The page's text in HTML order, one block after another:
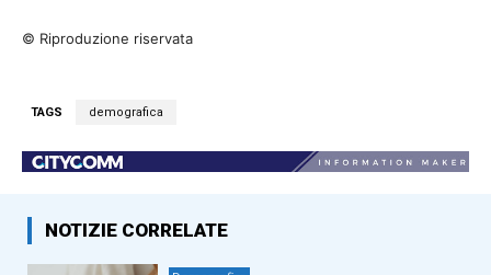
© Riproduzione riservata
TAGS demografica
NOTIZIE CORRELATE